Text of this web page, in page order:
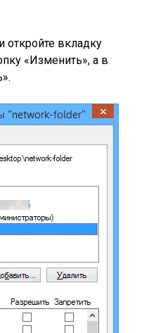
откройте вкладку
«Изменить», а в